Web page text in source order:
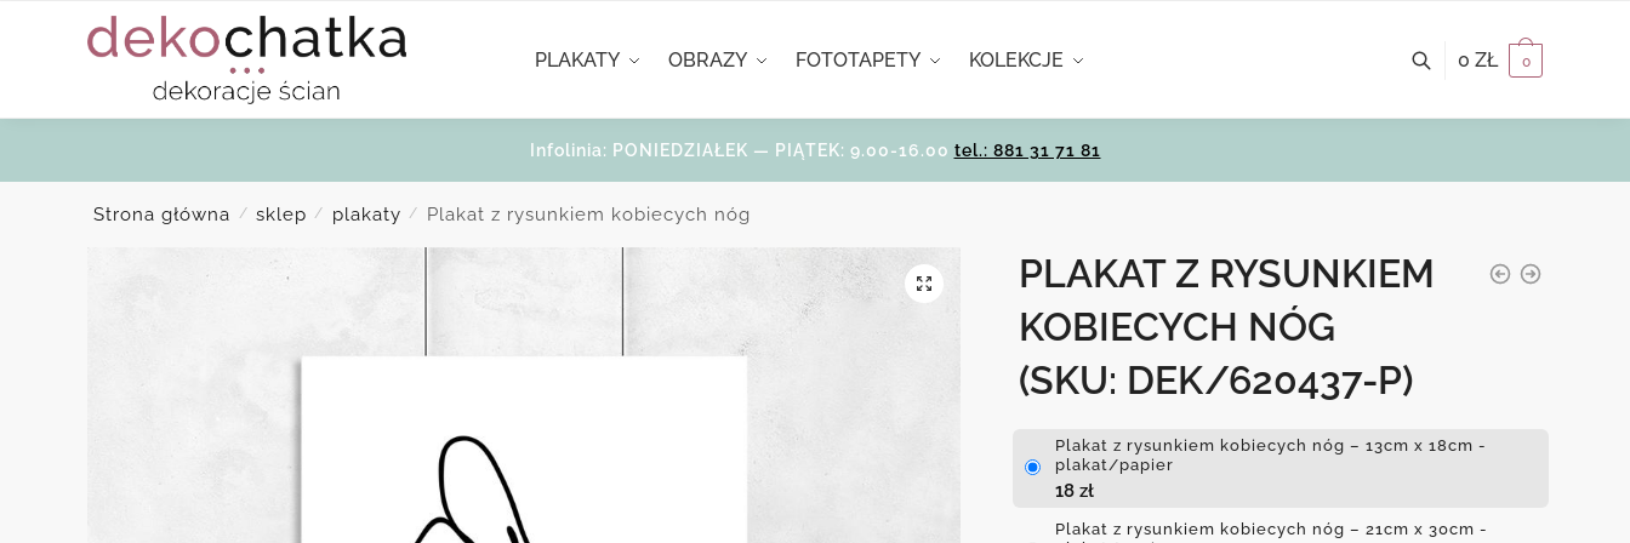
PLAKATY OBRAZY FOTOTAPETY KOLEKCJE 0 ZŁ 0
Infolinia: PONIEDZIAŁEK — PIĄTEK: 9.00-16.00 tel.: 881 31 71 81
Strona główna / sklep / plakaty / Plakat z rysunkiem kobiecych nóg
PLAKAT Z RYSUNKIEM
KOBIECYCH NÓG
(SKU: DEK/620437-P)
Plakat z rysunkiem kobiecych nóg – 13cm x 18cm -
plakat/papier
18 zł
Plakat z rysunkiem kobiecych nóg – 21cm x 30cm -